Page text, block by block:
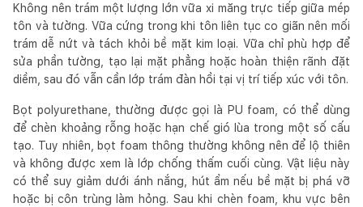
Không nên trám một lượng lớn vữa xi măng trực tiếp giữa mép
tôn và tường. Vữa cứng trong khi tôn liên tục co giãn nên mối
trám dễ nứt và tách khỏi bề mặt kim loại. Vữa chỉ phù hợp để
sửa phần tường, tạo lại mặt phẳng hoặc hoàn thiện rãnh đặt
diềm, sau đó vẫn cần lớp trám đàn hồi tại vị trí tiếp xúc với tôn.
Bọt polyurethane, thường được gọi là PU foam, có thể dùng
để chèn khoảng rỗng hoặc hạn chế gió lùa trong một số cấu
tạo. Tuy nhiên, bọt foam thông thường không nên để lộ thiên
và không được xem là lớp chống thấm cuối cùng. Vật liệu này
có thể suy giảm dưới ánh nắng, hút ẩm nếu bề mặt bị phá vỡ
hoặc bị côn trùng làm hỏng. Sau khi chèn foam, khu vực bên